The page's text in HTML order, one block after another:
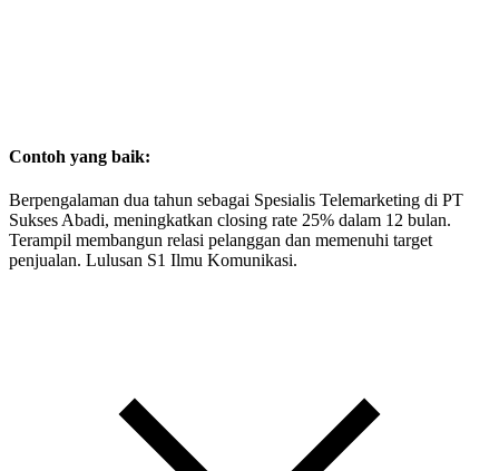
Contoh yang baik:
Berpengalaman dua tahun sebagai Spesialis Telemarketing di PT
Sukses Abadi, meningkatkan closing rate 25% dalam 12 bulan.
Terampil membangun relasi pelanggan dan memenuhi target
penjualan. Lulusan S1 Ilmu Komunikasi.